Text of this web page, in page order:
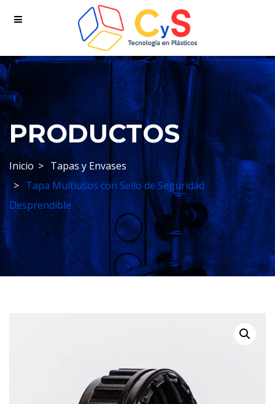
PRODUCTOS
Inicio
Tapas y Envases
Tapa Multiusos con Sello de Seguridad
Desprendible